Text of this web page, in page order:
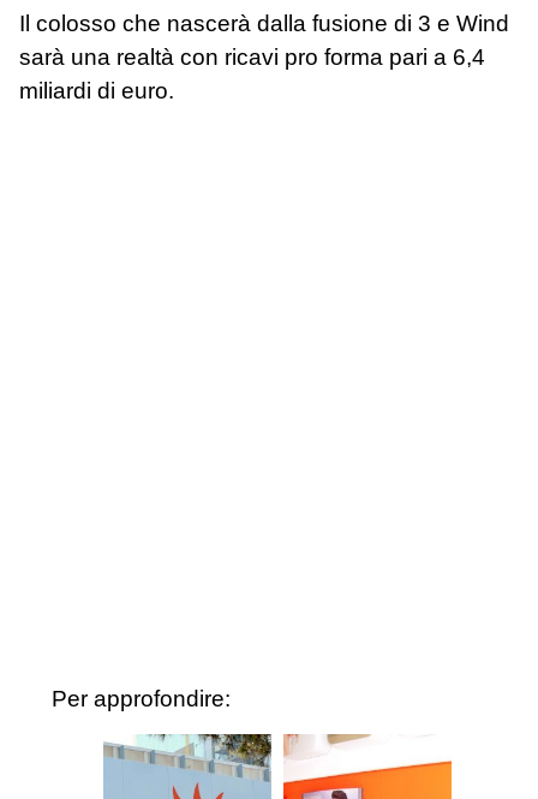
Il colosso che nascerà dalla fusione di 3 e Wind
sarà una realtà con ricavi pro forma pari a 6,4
miliardi di euro.
Per approfondire: